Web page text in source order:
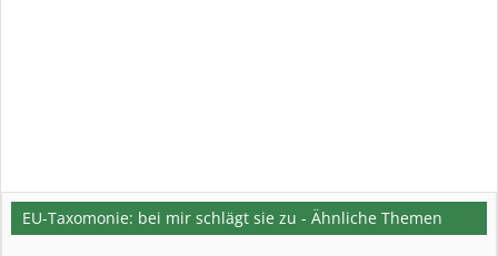
EU-Taxomonie: bei mir schlägt sie zu - Ähnliche Themen